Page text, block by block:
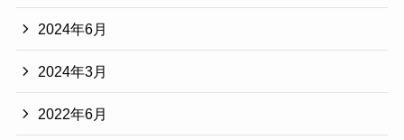
2024年6月
2024年3月
2022年6月